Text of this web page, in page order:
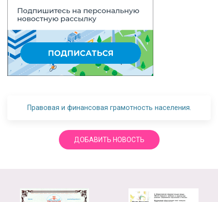
Правовая и финансовая грамотность населения.
ДОБАВИТЬ НОВОСТЬ